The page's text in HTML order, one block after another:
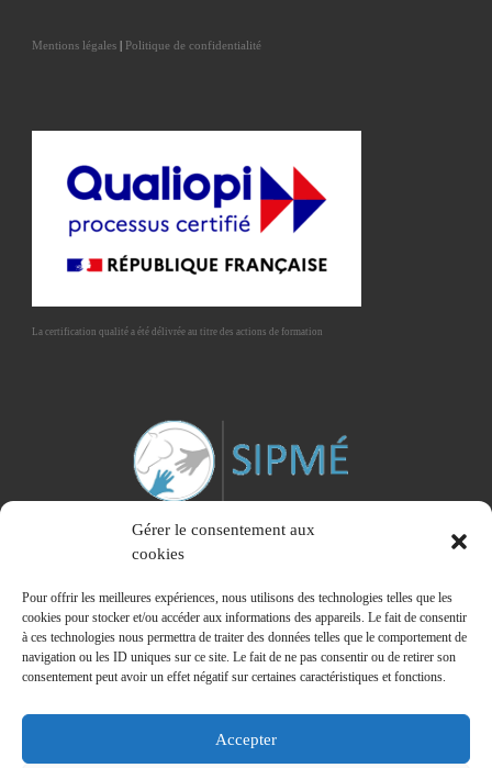
Gérer le consentement aux
cookies
Pour offrir les meilleures expériences, nous utilisons des technologies telles que les
cookies pour stocker et/ou accéder aux informations des appareils. Le fait de consentir
à ces technologies nous permettra de traiter des données telles que le comportement de
navigation ou les ID uniques sur ce site. Le fait de ne pas consentir ou de retirer son
consentement peut avoir un effet négatif sur certaines caractéristiques et fonctions.
Accepter
Mentions légales| Politique de confidentialité
La certification qualité a été délivrée au titre des actions de formation
Membre du Syndicat Interprofessionnel des Praticiens de la Médiation Equine